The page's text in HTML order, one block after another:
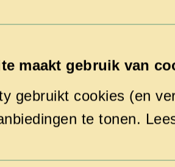
maakt gebruik van
gebruikt cookies (en
te tonen.